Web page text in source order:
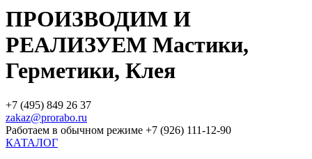
ПРОИЗВОДИМ И
РЕАЛИЗУЕМ Мастики,
Герметики, Клея
+7 (495) 849 26 37
zakaz@prorabo.ru
Работаем в обычном режиме +7 (926) 111-12-90
КАТАЛОГ